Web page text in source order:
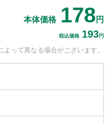
本体価格 178 円
税込価格 193円
よって異なる場合がございます。